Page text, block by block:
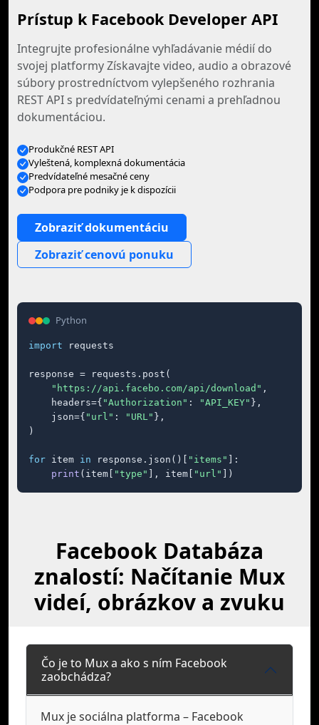
Prístup k Facebook Developer API
Integrujte profesionálne vyhľadávanie médií do
svojej platformy Získavajte video, audio a obrazové
súbory prostredníctvom vylepšeného rozhrania
REST API s predvídateľnými cenami a prehľadnou
dokumentáciou.
Produkčné REST API
Vyleštená, komplexná dokumentácia
Predvídateľné mesačné ceny
Podpora pre podniky je k dispozícii
Zobraziť dokumentáciu
Zobraziť cenovú ponuku
Python
import requests
response = requests.post(
"https://api.facebo.com/api/download" ,
    headers={
"Authorization" : "API_KEY" },
    json={
"url" : "URL" },
)
for item in response.json()[ "items"
]:
print (item[ "type" ], item[ "url" ])
Facebook Databáza
znalostí: Načítanie Mux
videí, obrázkov a zvuku
Čo je to Mux a ako s ním Facebook
zaobchádza?
Mux je sociálna platforma – Facebook